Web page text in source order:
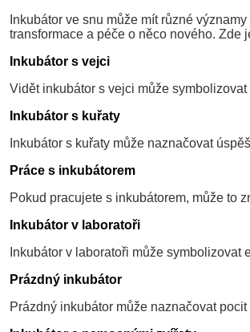
Inkubátor ve snu může mít různé
transformace a péče o něco nového. Zde
Inkubátor s vejci
Vidět inkubátor s vejci může
Inkubátor s kuřaty
Inkubátor s kuřaty může naznačovat
Práce s inkubátorem
Pokud pracujete s inkubátorem, může to
Inkubátor v laboratoři
Inkubátor v laboratoři může
Prázdný inkubátor
Prázdný inkubátor může naznačovat